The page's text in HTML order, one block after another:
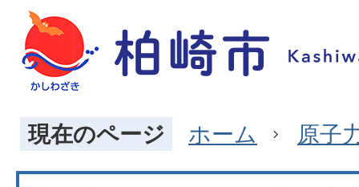
現在のページ ホーム 原子